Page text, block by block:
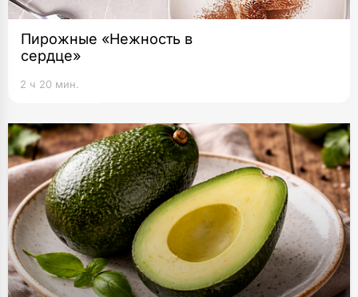
Пирожные «Нежность в
сердце»
2 ч 20 мин.